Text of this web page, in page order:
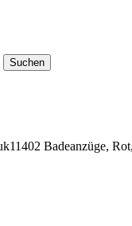
Suchen
Badeanzüge,